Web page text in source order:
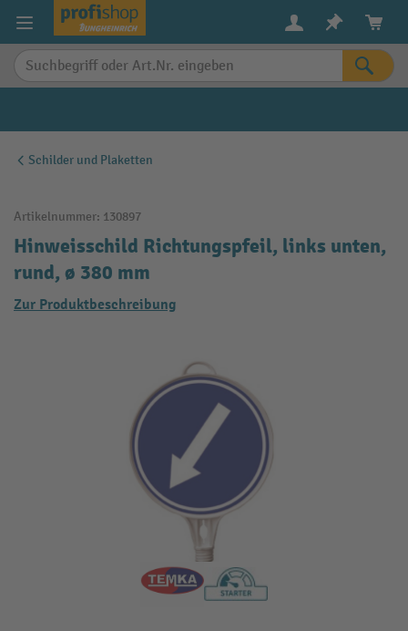
springen
Schilder und Plaketten
Artikelnummer: 130897
Hinweisschild Richtungspfeil, links unten,
rund, ø 380 mm
Zur Produktbeschreibung